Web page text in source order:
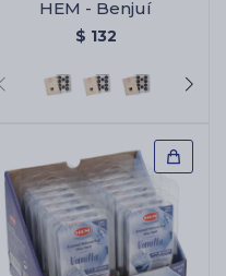
HEM - Benjuí
$ 132